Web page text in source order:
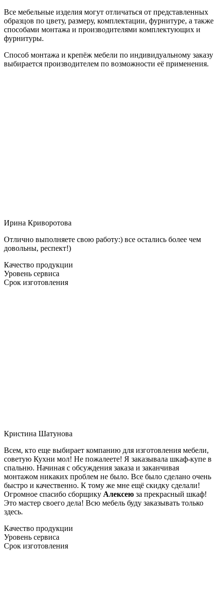
Все мебельные изделия могут отличаться от представленных
образцов по цвету, размеру, комплектации, фурнитуре, а также
способами монтажа и производителями комплектующих и
фурнитуры.
Способ монтажа и крепёж мебели по индивидуальному заказу
выбирается производителем по возможности её применения.
Ирина Криворотова
Отлично выполняете свою работу:) все остались более чем
довольны, респект!)
Качество продукции
Уровень сервиса
Срок изготовления
Кристина Шатунова
Всем, кто еще выбирает компанию для изготовления мебели,
советую Кухни мол! Не пожалеете! Я заказывала шкаф-купе в
спальню. Начиная с обсуждения заказа и заканчивая
монтажом никаких проблем не было. Все было сделано очень
быстро и качественно. К тому же мне ещё скидку сделали!
Огромное спасибо сборщику Алексею за прекрасный шкаф!
Это мастер своего дела! Всю мебель буду заказывать только
здесь.
Качество продукции
Уровень сервиса
Срок изготовления